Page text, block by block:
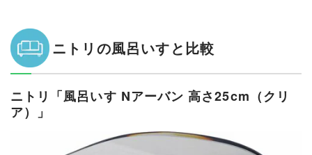
ニトリの風呂いすと比較
ニトリ「風呂いす Nアーバン 高さ25cm（クリ
ア）」